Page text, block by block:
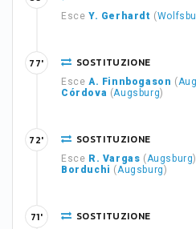
Esce Y. Gerhardt (
SOSTITUZIONE
Esce A. Finnbogason (
Córdova (Augsburg)
77'
SOSTITUZIONE
Esce R. Vargas (Augsburg
Borduchi (Augsburg)
72'
SOSTITUZIONE
71'